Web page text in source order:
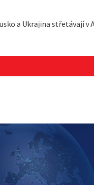
a Ukrajina střetávají v